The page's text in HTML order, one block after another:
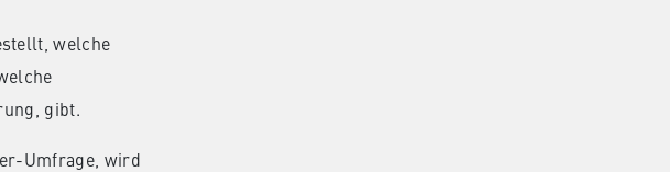
welche
gibt.
Umfrage, wird